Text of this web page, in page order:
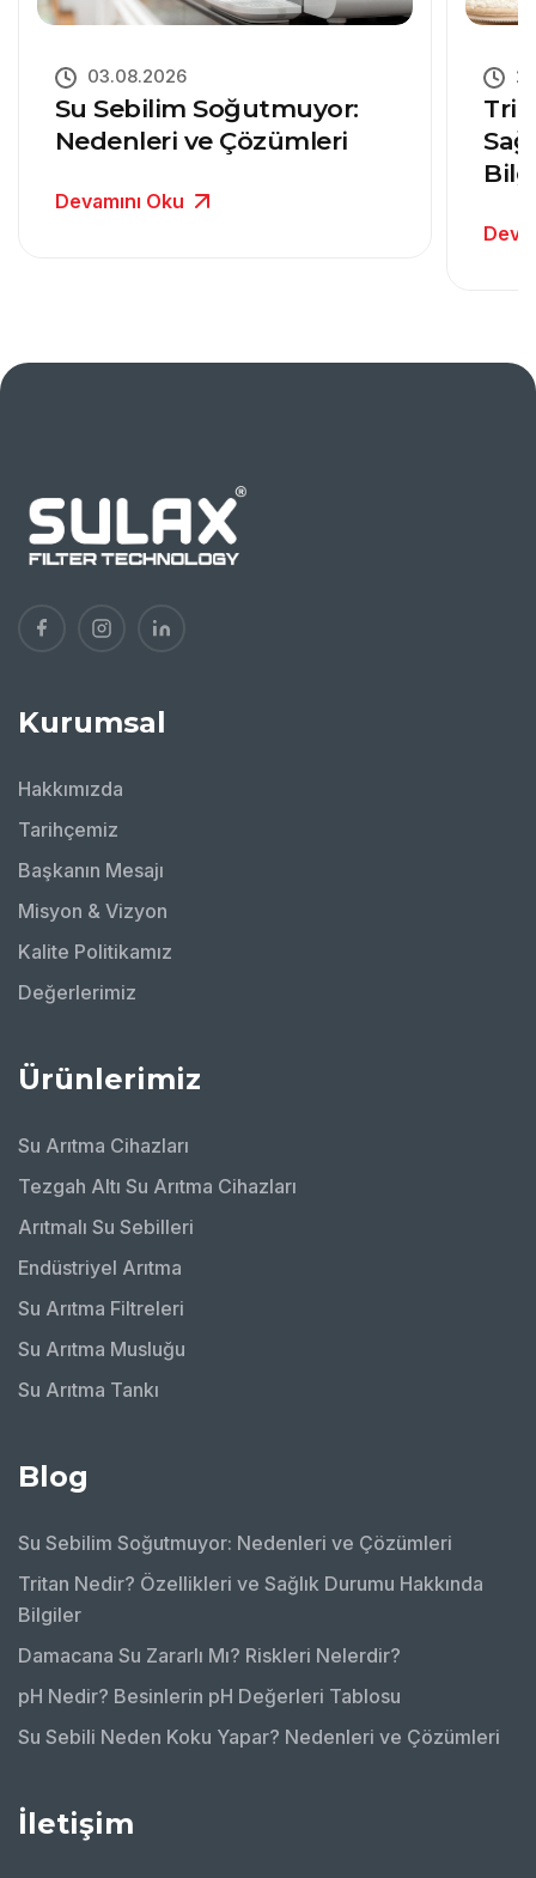
03.08.2026
Su Sebilim Soğutmuyor:
Nedenleri ve Çözümleri
Devamını Oku
Kurumsal
Hakkımızda
Tarihçemiz
Başkanın Mesajı
Misyon & Vizyon
Kalite Politikamız
Değerlerimiz
Ürünlerimiz
Su Arıtma Cihazları
Tezgah Altı Su Arıtma Cihazları
Arıtmalı Su Sebilleri
Endüstriyel Arıtma
Su Arıtma Filtreleri
Su Arıtma Musluğu
Su Arıtma Tankı
Blog
Su Sebilim Soğutmuyor: Nedenleri ve Çözümleri
Tritan Nedir? Özellikleri ve Sağlık Durumu Hakkında
Bilgiler
Damacana Su Zararlı Mı? Riskleri Nelerdir?
pH Nedir? Besinlerin pH Değerleri Tablosu
Su Sebili Neden Koku Yapar? Nedenleri ve Çözümleri
İletişim